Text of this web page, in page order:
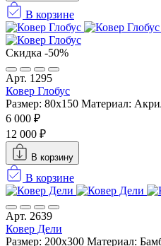
В корзине
Скидка -50%
Арт. 1295
Ковер Глобус
Размер: 80x150 Материал:
6 000 ₽
12 000 ₽
В корзину
В корзине
Арт. 2639
Ковер Дели
Размер: 200x300 Материал: